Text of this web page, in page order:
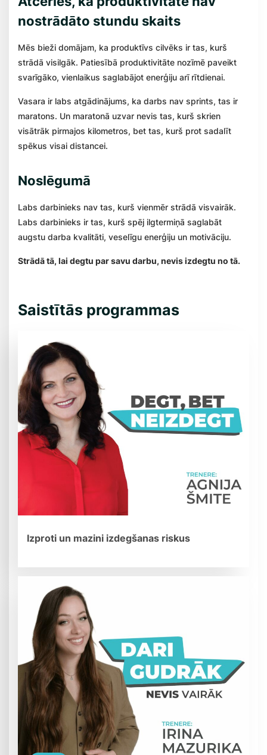
nostrādāto stundu skaits
Mēs bieži domājam, ka produktīvs cilvēks ir tas, kurš
strādā visilgāk. Patiesībā produktivitāte nozīmē paveikt
svarīgāko, vienlaikus saglabājot enerģiju arī rītdienai.
Vasara ir labs atgādinājums, ka darbs nav sprints, tas ir
maratons. Un maratonā uzvar nevis tas, kurš skrien
visātrāk pirmajos kilometros, bet tas, kurš prot sadalīt
spēkus visai distancei.
Noslēgumā
Labs darbinieks nav tas, kurš vienmēr strādā visvairāk.
Labs darbinieks ir tas, kurš spēj ilgtermiņā saglabāt
augstu darba kvalitāti, veselīgu enerģiju un motivāciju.
Strādā tā, lai degtu par savu darbu, nevis izdegtu no tā.
Saistītās programmas
Izproti un mazini izdegšanas riskus